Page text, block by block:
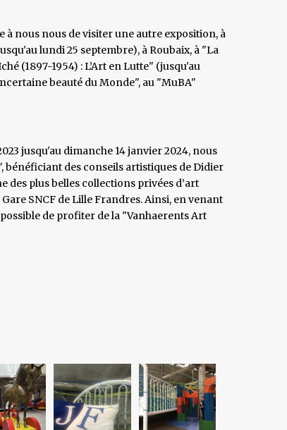
nous nous de visiter une autre exposition, à
lundi 25 septembre), à Roubaix, à "La
(1897-1954) : L’Art en Lutte" (jusqu'au
beauté du Monde", au "MuBA"
jusqu'au dimanche 14 janvier 2024, nous
des conseils artistiques de Didier
des plus belles collections privées d’art
SNCF de Lille Frandres. Ainsi, en venant
de profiter de la "Vanhaerents Art